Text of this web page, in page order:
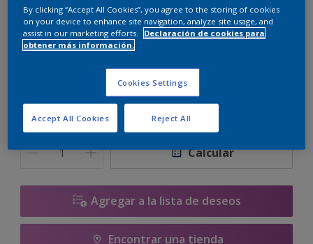
J0.05.65
Cambiar de color
10 L
Cantidad Calculadora de pintura
Calcular
Agregar a la lista de deseos
Encontrar una tienda
By clicking “Accept All Cookies”, you agree to the storing of cookies
on your device to enhance site navigation, analyze site usage, and
assist in our marketing efforts.
Declaración de cookies para
obtener más información.
Cookies Settings
Reject All
Accept All Cookies